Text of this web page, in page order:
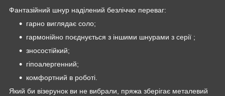
Фантазійний шнур наділений безліччю переваг:
гарно виглядає соло;
гармонійно поєднується з іншими шнурами з серії ;
зносостійкий;
гіпоалергенний;
комфортний в роботі.
Який би візерунок ви не вибрали, пряжа зберігає металевий